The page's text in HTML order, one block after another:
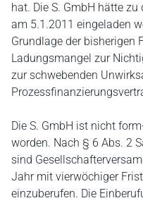
hat. Die S. GmbH hätte
am 5.1.2011 eingeladen
Grundlage der bisherigen
Ladungsmangel zur
zur schwebenden
Die S. GmbH ist nicht
worden. Nach § 6 Abs. 2
sind
Jahr mit vierwöchiger
einzuberufen. Die